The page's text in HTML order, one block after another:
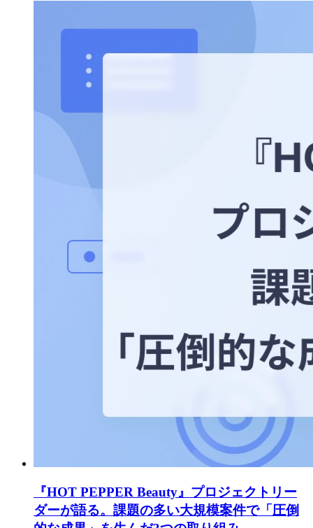
『HOT PEPPER Beauty』プロジェクトリー
ダーが語る。課題の多い大規模案件で「圧倒